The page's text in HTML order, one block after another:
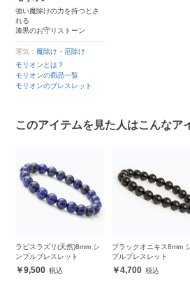
強い魔除けの力を持つとさ
れる
漆黒のお守りストーン
運気： 魔除け・厄除け
モリオンとは？
モリオンの商品一覧
モリオンのブレスレット
このアイテムを見た人はこんなア
ラピスラズリ(天然)8mm シ
ンプルブレスレット
9,500
ブラックオニキス8mm
プルブレスレット
4,700